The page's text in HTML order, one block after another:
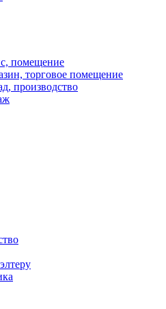
помещение
торговое помещение
производство